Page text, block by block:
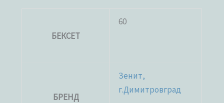
БЕКСЕТ
60
БРЕНД
Зенит,
г.Димитровград